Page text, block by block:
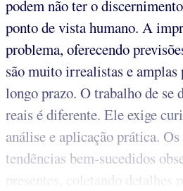
podem não ter o
ponto de vista humano. A
problema, oferecendo
são muito irrealistas e
longo prazo. O trabalho de se
reais é diferente. Ele exige
análise e aplicação prática.
tendências bem-sucedidos
presentes, coletando detalhes